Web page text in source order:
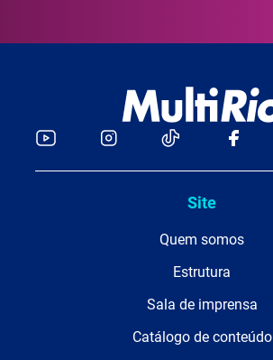
Site
Quem somos
Estrutura
Sala de imprensa
Catálogo de conteúdo